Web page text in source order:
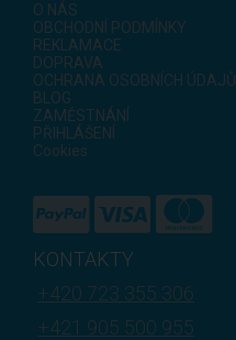
O NÁS
OBCHODNÍ PODMÍNKY
REKLAMACE
DOPRAVA
OCHRANA OSOBNÍCH ÚDAJŮ
BLOG
ZAMĚSTNÁNÍ
PŘIHLÁŠENÍ
Cookies
KONTAKTY
+420 723 355 306
+421 905 500 955